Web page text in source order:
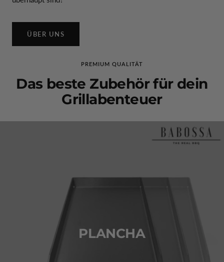
ÜBER UNS
PREMIUM QUALITÄT
Das beste Zubehör für dein
Grillabenteuer
PLANCHA